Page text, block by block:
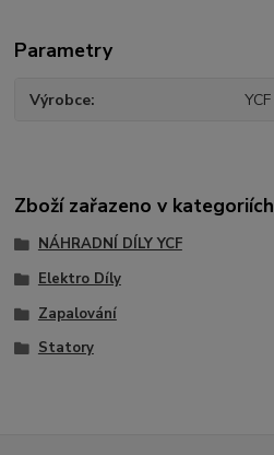
Parametry
Výrobce YCF
Zboží zařazeno v kategoriích
NÁHRADNÍ DÍLY YCF
Elektro Díly
Zapalování
Statory